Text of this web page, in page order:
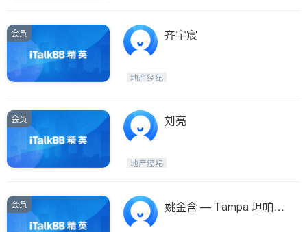
会员 齐宇宸
地产经纪
会员 刘亮
地产经纪
会员
姚金含 — Tampa 坦帕房